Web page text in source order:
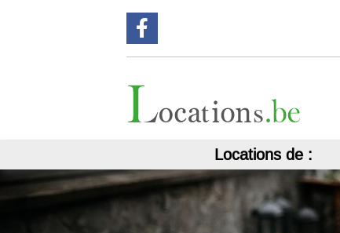
Locations de :